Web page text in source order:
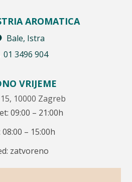
AROMATICA
Bale, Istra
01 3496 904
VRIJEME
10000 Zagreb
09:00 – 21:00h
08:00 – 15:00h
zatvoreno